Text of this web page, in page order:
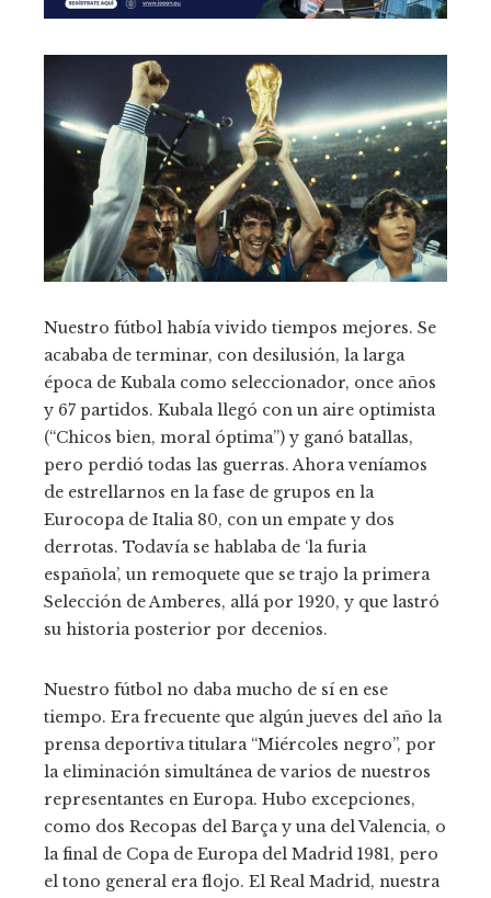
Nuestro fútbol había vivido tiempos mejores. Se
acababa de terminar, con desilusión, la larga
época de Kubala como seleccionador, once años
y 67 partidos. Kubala llegó con un aire optimista
(“Chicos bien, moral óptima”) y ganó batallas,
pero perdió todas las guerras. Ahora veníamos
de estrellarnos en la fase de grupos en la
Eurocopa de Italia 80, con un empate y dos
derrotas. Todavía se hablaba de ‘la furia
española’, un remoquete que se trajo la primera
Selección de Amberes, allá por 1920, y que lastró
su historia posterior por decenios.
Nuestro fútbol no daba mucho de sí en ese
tiempo. Era frecuente que algún jueves del año la
prensa deportiva titulara “Miércoles negro”, por
la eliminación simultánea de varios de nuestros
representantes en Europa. Hubo excepciones,
como dos Recopas del Barça y una del Valencia, o
la final de Copa de Europa del Madrid 1981, pero
el tono general era flojo. El Real Madrid, nuestra